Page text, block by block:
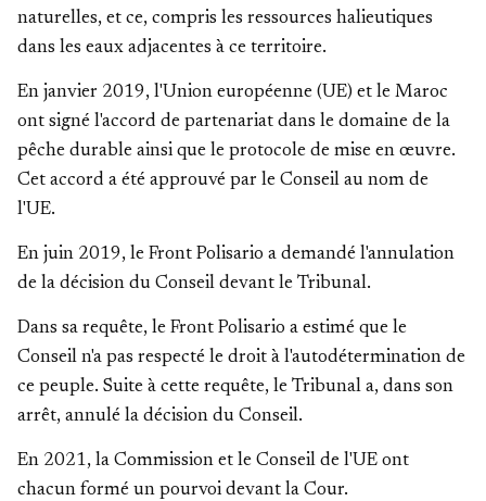
naturelles, et ce, compris les ressources halieutiques
dans les eaux adjacentes à ce territoire.
En janvier 2019, l'Union européenne (UE) et le Maroc
ont signé l'accord de partenariat dans le domaine de la
pêche durable ainsi que le protocole de mise en œuvre.
Cet accord a été approuvé par le Conseil au nom de
l'UE.
En juin 2019, le Front Polisario a demandé l'annulation
de la décision du Conseil devant le Tribunal.
Dans sa requête, le Front Polisario a estimé que le
Conseil n'a pas respecté le droit à l'autodétermination de
ce peuple. Suite à cette requête, le Tribunal a, dans son
arrêt, annulé la décision du Conseil.
En 2021, la Commission et le Conseil de l'UE ont
chacun formé un pourvoi devant la Cour.